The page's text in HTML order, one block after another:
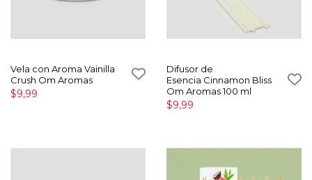
Vela con Aroma Vainilla
Crush Om Aromas
$9,99
Difusor de
Esencia Cinnamon Bliss
Om Aromas 100 ml
$9,99